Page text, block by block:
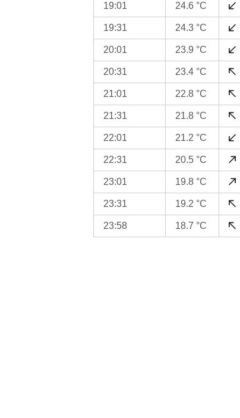
19:01 24.6 °C
19:31 24.3 °C
20:01 23.9 °C
20:31 23.4 °C
21:01 22.8 °C
21:31 21.8 °C
22:01 21.2 °C
22:31 20.5 °C
23:01 19.8 °C
23:31 19.2 °C
23:58 18.7 °C